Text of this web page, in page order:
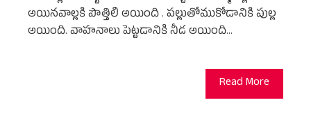
అయినవాల్లకి పొత్తిలి అయింది . పల్లుతోముకోడానికి పుల్ల
అయింది. వాహనాలు పెట్టడానికి నీడ అయింది…
Read More